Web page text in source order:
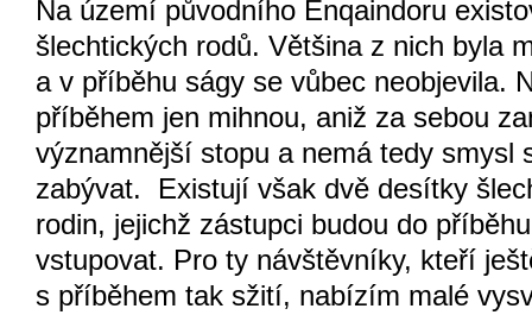
FÓRUM - FORUM
© 2026 eStránky.cz |
Na území původního Enqaindoru
šlechtických rodů. Většina z nich byla
a v příběhu ságy se vůbec neobjevila.
příběhem jen mihnou, aniž za sebou
významnější stopu a nemá tedy smysl
zabývat. Existují však dvě desítky
rodin, jejichž zástupci budou do
vstupovat. Pro ty návštěvníky, kteří
s příběhem tak sžití, nabízím malé